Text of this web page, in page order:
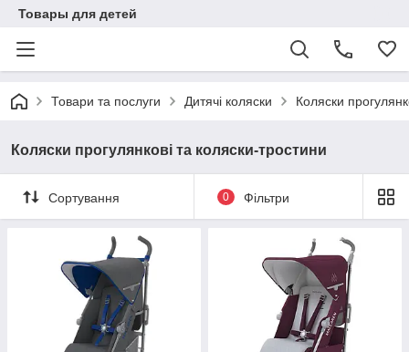
Товары для детей
Товари та послуги Дитячі коляски Коляски
Коляски прогулянкові та коляски-тростини
Сортування 0 Фільтри